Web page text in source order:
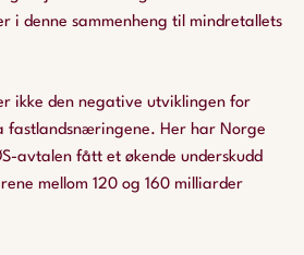
i denne sammenheng til mindretallets
ikke den negative utviklingen for
fastlandsnæringene. Her har Norge
avtalen fått et økende underskudd
mellom 120 og 160 milliarder